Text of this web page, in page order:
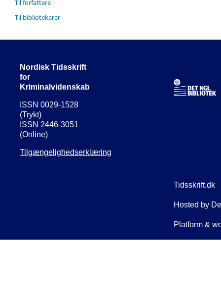
Til forfattere
Til bibliotekarer
Nordisk Tidsskrift
for
Kriminalvidenskab
ISSN 0029-1528
(Trykt)
ISSN 2446-3051
(Online)
Tilgængelighedserklæring